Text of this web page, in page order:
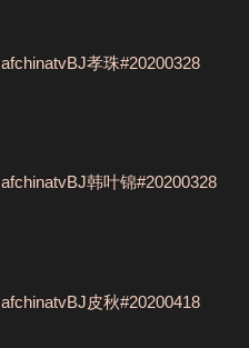
afchinatvBJ孝珠#20200328
afchinatvBJ韩叶锦#20200328
afchinatvBJ皮秋#20200418